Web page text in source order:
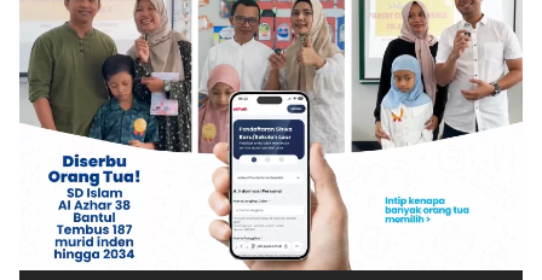
Partner
Insight
NTB
Suara
Time
Lens
IDN
Daily
Jogja
Jalan
Rakyat
Idealita
News
Kita
Notice
Dinamikapost.com
Radar
Baru
Seedbacklink
Follow
Kabarbaru